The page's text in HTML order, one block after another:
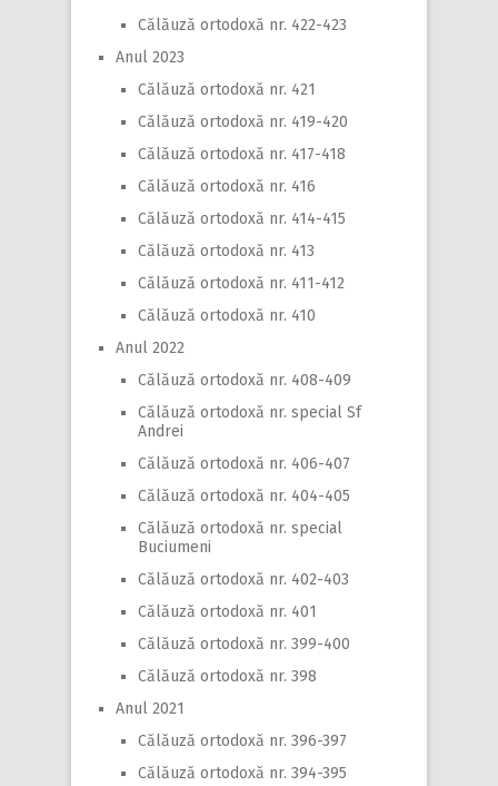
Călăuză ortodoxă nr. 422-423
Anul 2023
Călăuză ortodoxă nr. 421
Călăuză ortodoxă nr. 419-420
Călăuză ortodoxă nr. 417-418
Călăuză ortodoxă nr. 416
Călăuză ortodoxă nr. 414-415
Călăuză ortodoxă nr. 413
Călăuză ortodoxă nr. 411-412
Călăuză ortodoxă nr. 410
Anul 2022
Călăuză ortodoxă nr. 408-409
Călăuză ortodoxă nr. special Sf
Andrei
Călăuză ortodoxă nr. 406-407
Călăuză ortodoxă nr. 404-405
Călăuză ortodoxă nr. special
Buciumeni
Călăuză ortodoxă nr. 402-403
Călăuză ortodoxă nr. 401
Călăuză ortodoxă nr. 399-400
Călăuză ortodoxă nr. 398
Anul 2021
Călăuză ortodoxă nr. 396-397
Călăuză ortodoxă nr. 394-395